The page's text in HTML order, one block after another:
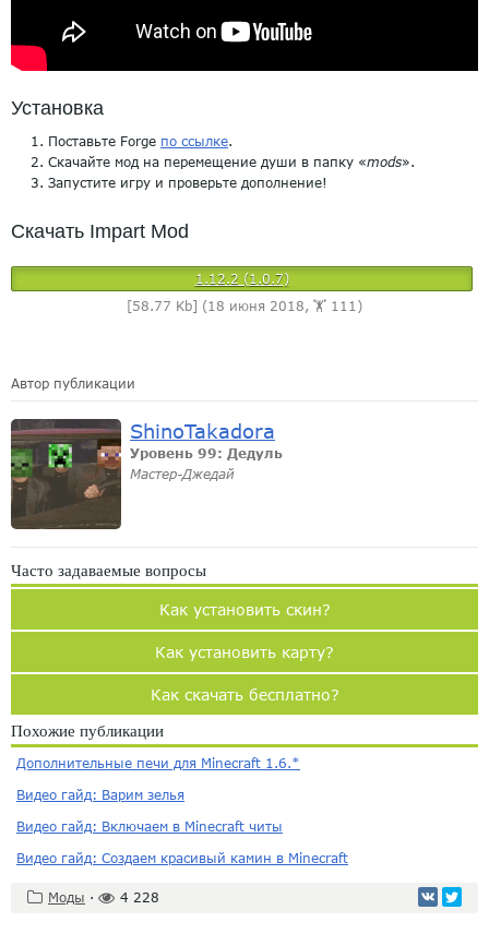
Установка
Поставьте Forge по ссылке.
Скачайте мод на перемещение души в папку «mods».
Запустите игру и проверьте дополнение!
Скачать Impart Mod
1.12.2 (1.0.7)
[58.77 Kb] (18 июня 2018, 🏋️ 111)
Автор публикации
ShinoTakadora
Уровень 99: Дедуль
Мастер-Джедай
Часто задаваемые вопросы
Как установить скин?
Как установить карту?
Как скачать бесплатно?
Похожие публикации
Дополнительные печи для Minecraft 1.6.*
Видео гайд: Варим зелья
Видео гайд: Включаем в Minecraft читы
Видео гайд: Создаем красивый камин в Minecraft
Моды · 4 228